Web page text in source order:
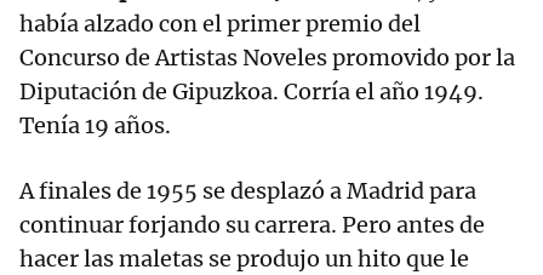
había alzado con el primer premio del
Concurso de Artistas Noveles promovido por la
Diputación de Gipuzkoa. Corría el año 1949.
Tenía 19 años.
A finales de 1955 se desplazó a Madrid para
continuar forjando su carrera. Pero antes de
hacer las maletas se produjo un hito que le